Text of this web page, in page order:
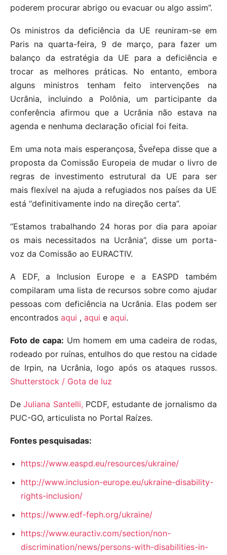
poderem procurar abrigo ou evacuar ou algo assim”.
Os ministros da deficiência da UE reuniram-se em
Paris na quarta-feira, 9 de março, para fazer um
balanço da estratégia da UE para a deficiência e
trocar as melhores práticas. No entanto, embora
alguns ministros tenham feito intervenções na
Ucrânia, incluindo a Polônia, um participante da
conferência afirmou que a Ucrânia não estava na
agenda e nenhuma declaração oficial foi feita.
Em uma nota mais esperançosa, Šveřepa disse que a
proposta da Comissão Europeia de mudar o livro de
regras de investimento estrutural da UE para ser
mais flexível na ajuda a refugiados nos países da UE
está “definitivamente indo na direção certa”.
“Estamos trabalhando 24 horas por dia para apoiar
os mais necessitados na Ucrânia”, disse um porta-
voz da Comissão ao EURACTIV.
A EDF, a Inclusion Europe e a EASPD também
compilaram uma lista de recursos sobre como ajudar
pessoas com deficiência na Ucrânia. Elas podem ser
encontrados aqui , aqui e aqui.
Foto de capa: Um homem em uma cadeira de rodas,
rodeado por ruínas, entulhos do que restou na cidade
de Irpin, na Ucrânia, logo após os ataques russos.
Shutterstock / Gota de luz
De Juliana Santelli, PCDF, estudante de jornalismo da
PUC-GO, articulista no Portal Raízes.
Fontes pesquisadas:
https://www.easpd.eu/resources/ukraine/
http://www.inclusion-europe.eu/ukraine-disability-
rights-inclusion/
https://www.edf-feph.org/ukraine/
https://www.euractiv.com/section/non-
discrimination/news/persons-with-disabilities-in-